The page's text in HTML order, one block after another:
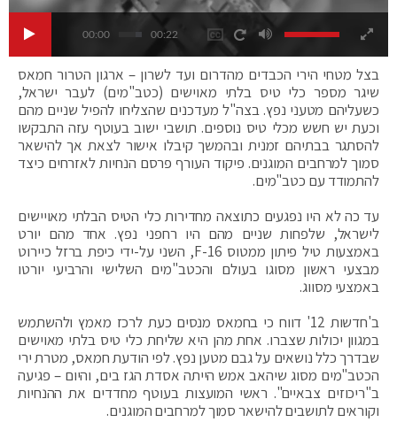
00:00 00:22
בצל מטחי הירי הכבדים מהדרום ועד לשרון – ארגון הטרור חמאס
שיגר מספר כלי טיס בלתי מאוישים (כטב"מים) לעבר ישראל,
כשעליהם מטעני נפץ. בצה"ל מעדכנים שהצליחו להפיל שניים מהם
וכעת יש חשש מכלי טיס נוספים. תושבי ישוב בעוטף עזה התבקשו
להסתגר בבתיהם זמנית ובהמשך קיבלו אישור לצאת אך להישאר
סמוך למרחבים המוגנים. פיקוד העורף פרסם הנחיות לאזרחים כיצד
להתמודד עם כטב"מים.
עד כה לא היו נפגעים כתוצאה מחדירות כלי הטיס הבלתי מאויישים
לישראל, שלפחות שניים מהם היו רחפני נפץ. אחד מהם יורט
באמצעות טיל פיתון ממטוס F-16, השני על-ידי כיפת ברזל כיירוט
מבצעי ראשון מסוגו בעולם והכטב"מים השלישי והרביעי יורטו
באמצעי מסווג.
ב'חדשות 12' דווח כי בחמאס מנסים כעת לרכז מאמץ ולהשתמש
במגוון יכולות שצברו. אחת מהן היא שליחת כלי טיס בלתי מאוישים
שבדרך כלל נושאים על גבם מטען נפץ. לפי הודעת חמאס, מטרת ירי
הכטב"מים מסוג שיהאב אמש הייתה אסדת הגז בים, והיום – פגיעה
ב"ריכוזים צבאיים". ראשי המועצות בעוטף מחדדים את ההנחיות
וקוראים לתושבים להישאר סמוך למרחבים המוגנים.